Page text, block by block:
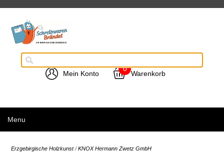
Mein Konto
0
Warenkorb
Menu
Erzgebirgische Holzkunst/KNOX Hermann Zwetz GmbH